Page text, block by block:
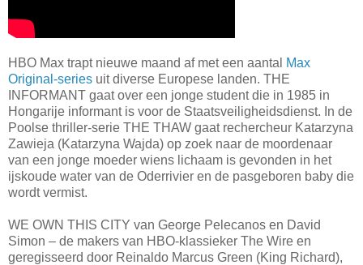
HBO Max trapt nieuwe maand af met een aantal
Max
Original-series uit diverse Europese landen. THE
INFORMANT gaat over een jonge student die in 1985 in
Hongarije informant is voor de Staatsveiligheidsdienst. In de
Poolse thriller-serie THE THAW gaat rechercheur Katarzyna
Zawieja (Katarzyna Wajda) op zoek naar de moordenaar
van een jonge moeder wiens lichaam is gevonden in het
ijskoude water van de Oderrivier en de pasgeboren baby die
wordt vermist.
WE OWN THIS CITY van George Pelecanos en David
Simon – de makers van HBO-klassieker The Wire en
geregisseerd door Reinaldo Marcus Green (King Richard),